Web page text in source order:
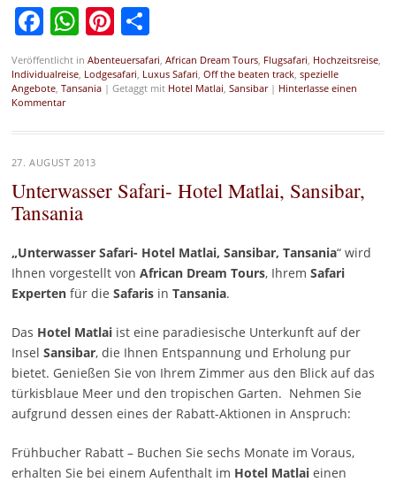
Facebook
WhatsApp
Pinterest
Teilen
Veröffentlicht in Abenteuersafari African Dream Tours, Flugsafari Hochzeitsreise,
Individualreise, Lodgesafari Luxus Safari Off the beaten track, spezielle
Angebote, Tansania | Getaggt mit Hotel Matlai Sansibar | Hinterlasse einen
Kommentar
27. AUGUST 2013
Unterwasser Safari- Hotel Matlai, Sansibar,
Tansania
„Unterwasser Safari- Hotel Matlai, Sansibar, Tansania“ wird
Ihnen vorgestellt von African Dream Tours, Ihrem Safari
Expertenfür die Safarisin Tansania.
Das Hotel Matlaiist eine paradiesische Unterkunft auf der
Insel Sansibar, die Ihnen Entspannung und Erholung pur
bietet. Genießen Sie von Ihrem Zimmer aus den Blick auf das
türkisblaue Meer und den tropischen Garten. Nehmen Sie
aufgrund dessen eines der Rabatt-Aktionen in Anspruch:
Frühbucher Rabatt – Buchen Sie sechs Monate im Voraus,
erhalten Sie bei einem Aufenthalt im Hotel Matlaieinen